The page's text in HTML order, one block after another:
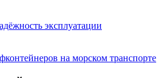
эксплуатации
на морском транспорте